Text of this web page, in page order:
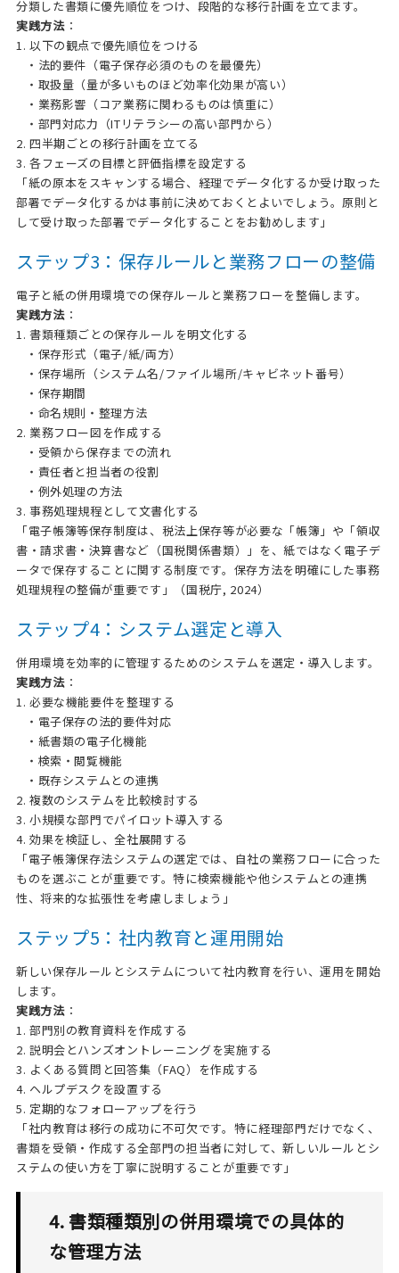
分類した書類に優先順位をつけ、段階的な移行計画を立てます。
実践方法：
1. 以下の観点で優先順位をつける
・法的要件（電子保存必須のものを最優先）
・取扱量（量が多いものほど効率化効果が高い）
・業務影響（コア業務に関わるものは慎重に）
・部門対応力（ITリテラシーの高い部門から）
2. 四半期ごとの移行計画を立てる
3. 各フェーズの目標と評価指標を設定する
「紙の原本をスキャンする場合、経理でデータ化するか受け取った
部署でデータ化するかは事前に決めておくとよいでしょう。原則と
して受け取った部署でデータ化することをお勧めします」
ステップ3：保存ルールと業務フローの整備
電子と紙の併用環境での保存ルールと業務フローを整備します。
実践方法：
1. 書類種類ごとの保存ルールを明文化する
・保存形式（電子/紙/両方）
・保存場所（システム名/ファイル場所/キャビネット番号）
・保存期間
・命名規則・整理方法
2. 業務フロー図を作成する
・受領から保存までの流れ
・責任者と担当者の役割
・例外処理の方法
3. 事務処理規程として文書化する
「電子帳簿等保存制度は、税法上保存等が必要な「帳簿」や「領収
書・請求書・決算書など（国税関係書類）」を、紙ではなく電子デ
ータで保存することに関する制度です。保存方法を明確にした事務
処理規程の整備が重要です」（国税庁, 2024）
ステップ4：システム選定と導入
併用環境を効率的に管理するためのシステムを選定・導入します。
実践方法：
1. 必要な機能要件を整理する
・電子保存の法的要件対応
・紙書類の電子化機能
・検索・閲覧機能
・既存システムとの連携
2. 複数のシステムを比較検討する
3. 小規模な部門でパイロット導入する
4. 効果を検証し、全社展開する
「電子帳簿保存法システムの選定では、自社の業務フローに合った
ものを選ぶことが重要です。特に検索機能や他システムとの連携
性、将来的な拡張性を考慮しましょう」
ステップ5：社内教育と運用開始
新しい保存ルールとシステムについて社内教育を行い、運用を開始
します。
実践方法：
1. 部門別の教育資料を作成する
2. 説明会とハンズオントレーニングを実施する
3. よくある質問と回答集（FAQ）を作成する
4. ヘルプデスクを設置する
5. 定期的なフォローアップを行う
「社内教育は移行の成功に不可欠です。特に経理部門だけでなく、
書類を受領・作成する全部門の担当者に対して、新しいルールとシ
ステムの使い方を丁寧に説明することが重要です」
4. 書類種類別の併用環境での具体的
な管理方法